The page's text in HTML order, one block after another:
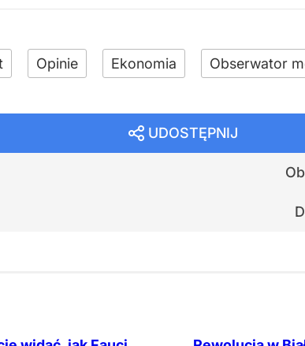
Opinie Ekonomia Obserwator
UDOSTĘPNIJ